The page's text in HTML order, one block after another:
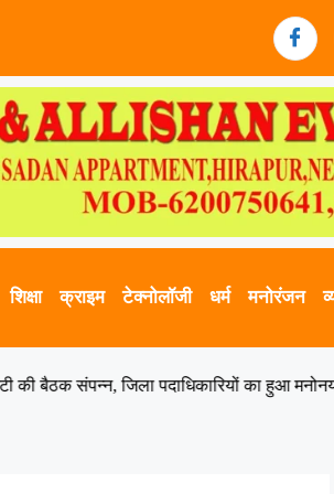
शिक्षा क्राइम टेक्नोलॉजी धर्म मनोरंजन
पदाधिकारियों का हुआ मनोनयन